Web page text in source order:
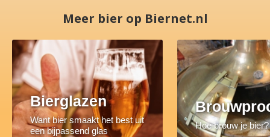
Meer bier op Biernet.nl
Bierglazen
Want bier smaakt het best uit
een bijpassend glas
Hoe brouw je bier?